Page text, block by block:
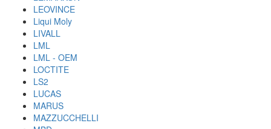
LEOVINCE
Liqui Moly
LIVALL
LML
LML - OEM
LOCTITE
LS2
LUCAS
MARUS
MAZZUCCHELLI